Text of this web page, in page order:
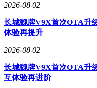
2026-08-02
长城魏牌V9X首次OTA升
体验再提升
2026-08-02
长城魏牌V9X首次OTA升
互体验再进阶